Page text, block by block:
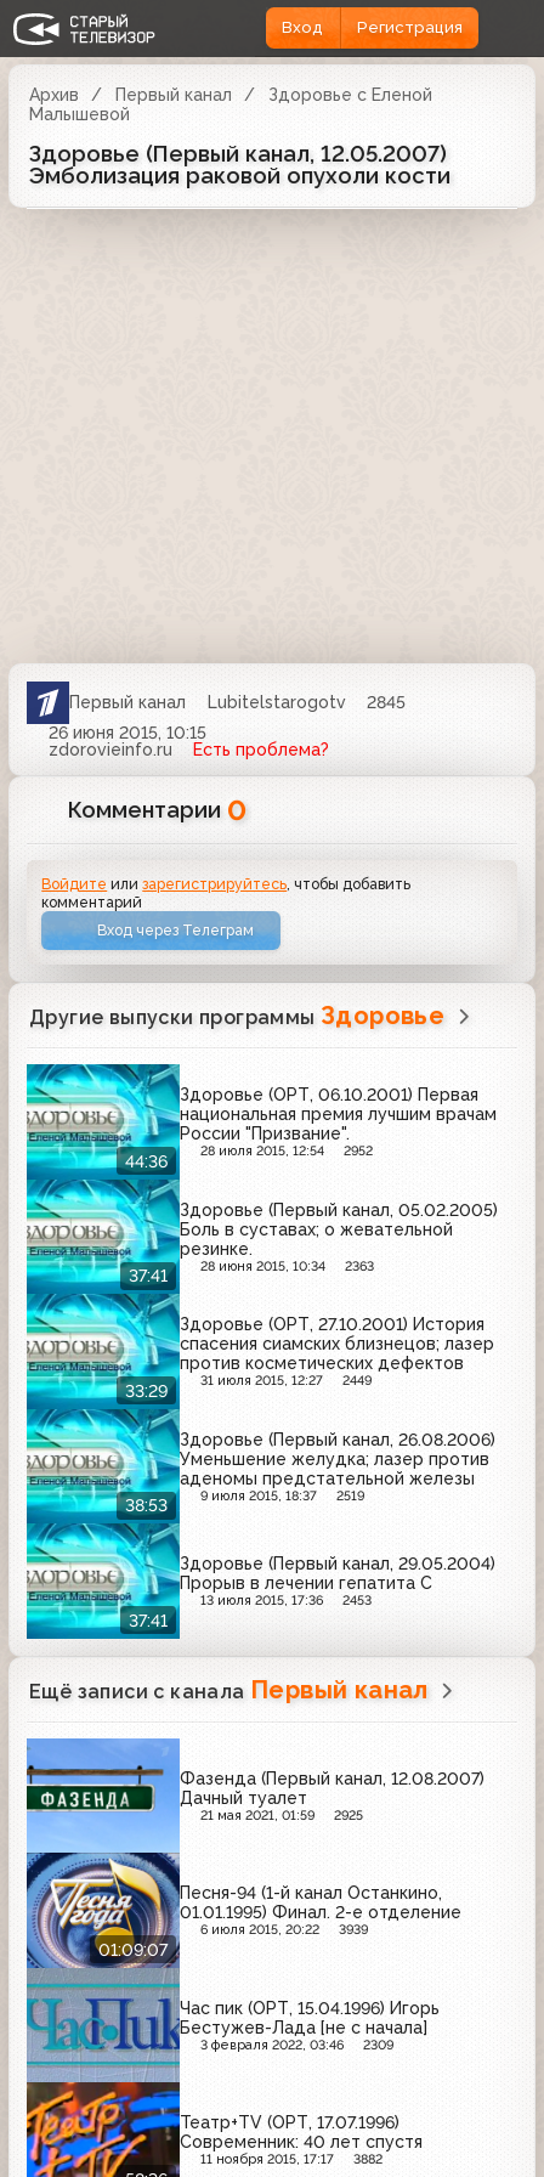
Вход Регистрация
Архив Первый канал
Здоровье с Еленой
Малышевой
Здоровье (Первый канал, 12.05.2007)
Эмболизация раковой опухоли кости
Первый канал Lubitelstarogotv
2845
26 июня 2015, 10:15
zdorovieinfo.ru
Есть проблема?
Комментарии 0
Войдите илизарегистрируйтесь , чтобы добавить
комментарий
Вход через Телеграм
Другие выпуски программы Здоровье
44:36
Здоровье (ОРТ, 06.10.2001) Первая
национальная премия лучшим врачам
России "Призвание".
28 июля 2015, 12:54 2952
37:41
Здоровье (Первый канал, 05.02.2005)
Боль в суставах; о жевательной
резинке.
28 июня 2015, 10:34 2363
33:29
Здоровье (ОРТ, 27.10.2001) История
спасения сиамских близнецов; лазер
против косметических дефектов
31 июля 2015, 12:27 2449
38:53
Здоровье (Первый канал, 26.08.2006)
Уменьшение желудка; лазер против
аденомы предстательной железы
9 июля 2015, 18:37 2519
37:41
Здоровье (Первый канал, 29.05.2004)
Прорыв в лечении гепатита С
13 июля 2015, 17:36 2453
Ещё записи с канала Первый канал
Фазенда (Первый канал, 12.08.2007)
Дачный туалет
21 мая 2021, 01:59 2925
01:09:07
Песня-94 (1-й канал Останкино,
01.01.1995) Финал. 2-е отделение
6 июля 2015, 20:22 3939
Час пик (ОРТ, 15.04.1996) Игорь
Бестужев-Лада [не с начала]
3 февраля 2022, 03:46 2309
Театр+TV (ОРТ, 17.07.1996)
Современник: 40 лет спустя
11 ноября 2015, 17:17 3882